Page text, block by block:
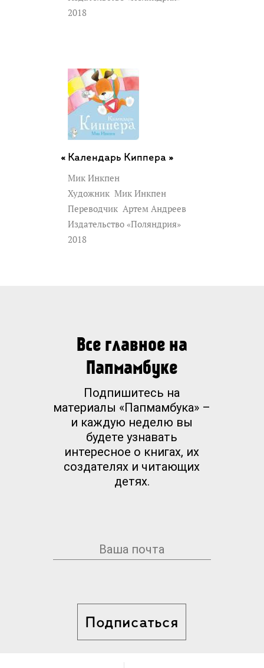
2018
Календарь Киппера »
Мик Инкпен
Художник Мик Инкпен
Переводчик Артем Андреев
Издательство «Поляндрия»
2018
Все главное на
Папмамбуке
Подпишитесь на
материалы «Папмамбука» –
и каждую неделю вы
будете узнавать
интересное о книгах, их
создателях и читающих
детях.
Подписаться